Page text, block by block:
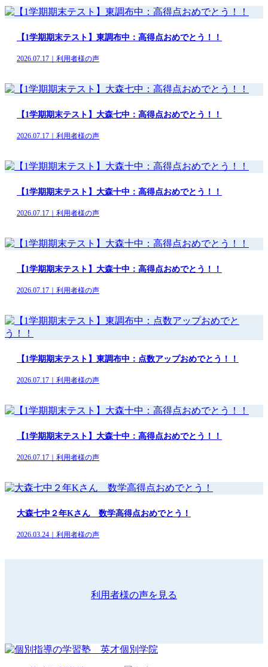
【1学期期末テスト】東調布中：高得点おめでとう！！
2026.07.17｜利用者様の声
【1学期期末テスト】大森七中：高得点おめでとう！！
2026.07.17｜利用者様の声
【1学期期末テスト】大森十中：高得点おめでとう！！
2026.07.17｜利用者様の声
【1学期期末テスト】大森十中：高得点おめでとう！！
2026.07.17｜利用者様の声
【1学期期末テスト】東調布中：点数アップおめでとう！！
2026.07.17｜利用者様の声
【1学期期末テスト】大森十中：高得点おめでとう！！
2026.07.17｜利用者様の声
大森七中２年Kさん 数学高得点おめでとう！
2026.03.24｜利用者様の声
利用者様の声を見る